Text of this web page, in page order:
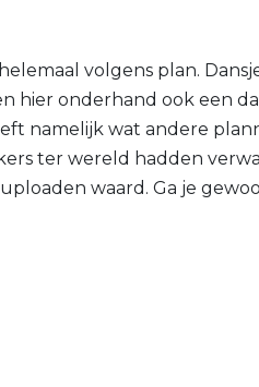
volgens plan.
hier onderhand ook een
namelijk wat andere
ter wereld hadden
waard. Ga je